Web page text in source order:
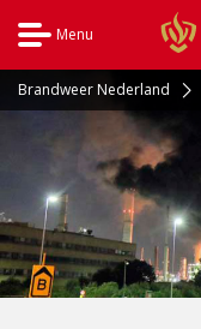
Menu
Brandweer Nederland